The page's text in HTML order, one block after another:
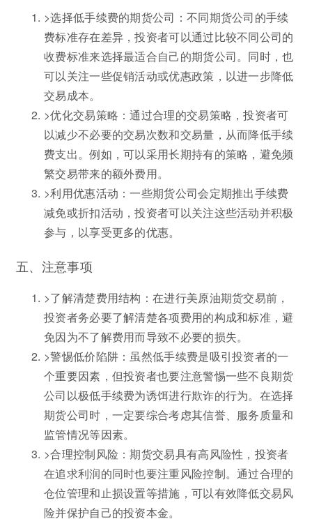
>选择低手续费的期货公司：不同期货公司的手续
费标准存在差异，投资者可以通过比较不同公司的
收费标准来选择最适合自己的期货公司。同时，也
可以关注一些促销活动或优惠政策，以进一步降低
交易成本。
>优化交易策略：通过合理的交易策略，投资者可
以减少不必要的交易次数和交易量，从而降低手续
费支出。例如，可以采用长期持有的策略，避免频
繁交易带来的额外费用。
>利用优惠活动：一些期货公司会定期推出手续费
减免或折扣活动，投资者可以关注这些活动并积极
参与，以享受更多的优惠。
五、注意事项
>了解清楚费用结构：在进行美原油期货交易前，
投资者务必要了解清楚各项费用的构成和标准，避
免因为不了解费用而导致不必要的损失。
>警惕低价陷阱：虽然低手续费是吸引投资者的一
个重要因素，但投资者也要注意警惕一些不良期货
公司以极低手续费为诱饵进行欺诈的行为。在选择
期货公司时，一定要综合考虑其信誉、服务质量和
监管情况等因素。
>合理控制风险：期货交易具有高风险性，投资者
在追求利润的同时也要注重风险控制。通过合理的
仓位管理和止损设置等措施，可以有效降低交易风
险并保护自己的投资本金。